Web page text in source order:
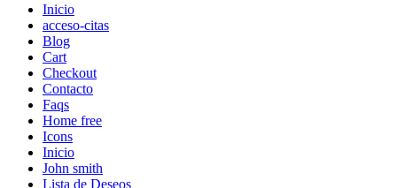
Inicio
acceso-citas
Blog
Cart
Checkout
Contacto
Faqs
Home free
Icons
Inicio
John smith
Lista de Deseos